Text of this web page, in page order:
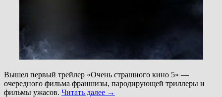
Вышел первый трейлер «Очень страшного кино 5» —
очередного фильма франшизы, пародирующей триллеры и
фильмы ужасов. Читать далее →